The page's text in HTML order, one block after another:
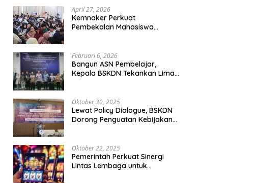
April 27, 2026
Kemnaker Perkuat
Pembekalan Mahasiswa
Februari 6, 2026
Bangun ASN Pembelajar,
Kepala BSKDN Tekankan Lima
Oktober 30, 2025
Lewat Policy Dialogue, BSKDN
Dorong Penguatan Kebijakan
Oktober 22, 2025
Pemerintah Perkuat Sinergi
Lintas Lembaga untuk